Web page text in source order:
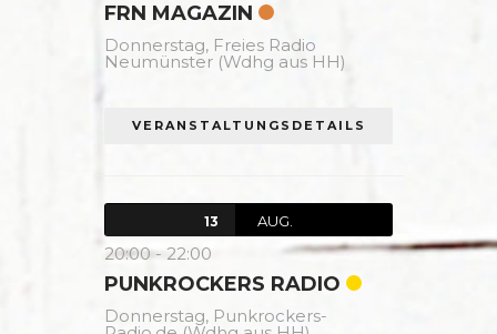
FRN MAGAZIN
Donnerstag, Freies Radio
Neumünster (Wdhg aus HH)
VERANSTALTUNGSDETAILS
13 AUG.
20:00- 22:00
PUNKROCKERS RADIO
Donnerstag, Punkrockers-